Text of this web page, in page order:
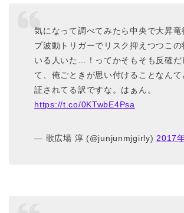
気になって調べてみたら中央で大昇竜
プ波動トリガーでリスク抑えつつこの
いる人いた…！ってかそもそも反確だ
て、俺ごときが思い付けることなんて
証されてる訳ですな。はぁん。
https://t.co/0KTwbE4Psa
— 歌広場 淳 (@junjunmjgirly)2017